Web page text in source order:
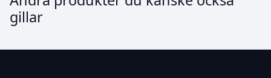
rörelse från 10 till 15 mm i alla riktningar. Studier
gillar